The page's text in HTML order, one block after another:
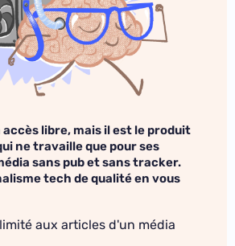
libre, mais il est le produit
ne travaille que pour ses
sans pub et sans tracker.
tech de qualité en vous
aux articles d'un média